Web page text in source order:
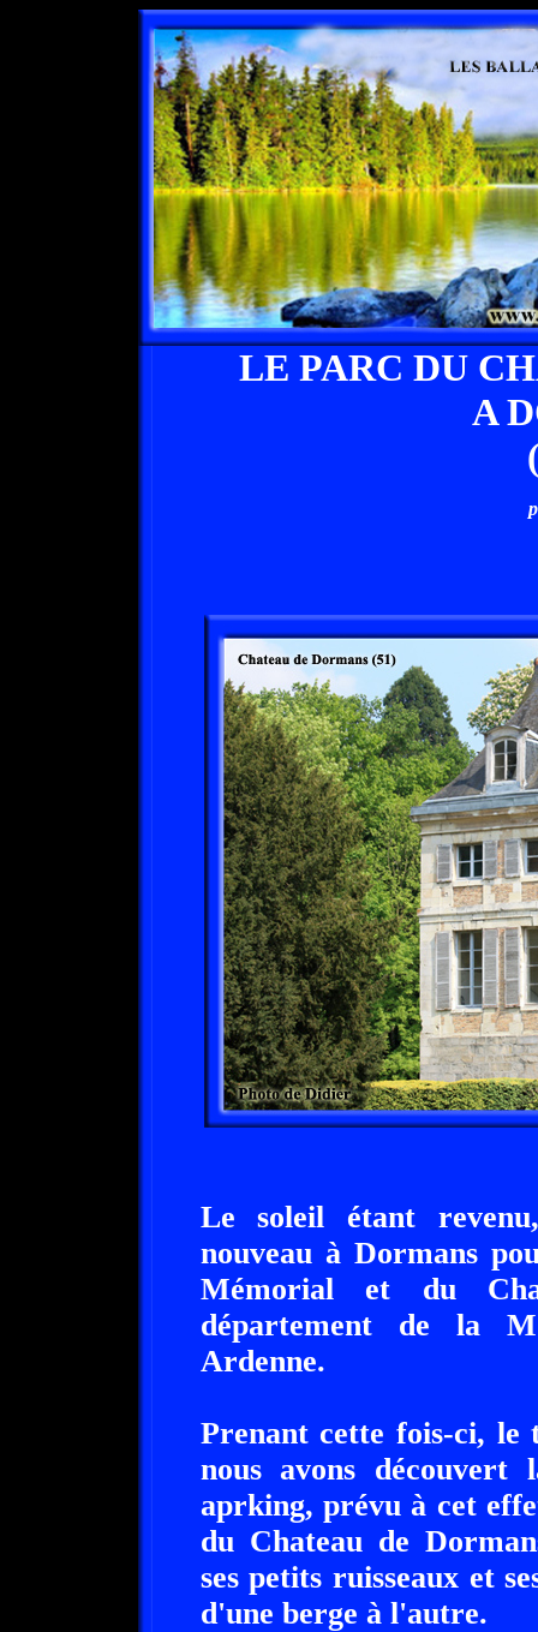
LE PARC DU
A
Le soleil étant
nouveau à Dormans
Mémorial et du
département de la
Ardenne.
Prenant cette fois-ci, le
nous avons
aprking, prévu à cet
du Chateau de
ses petits ruisseaux et
d'une berge à l'autre.